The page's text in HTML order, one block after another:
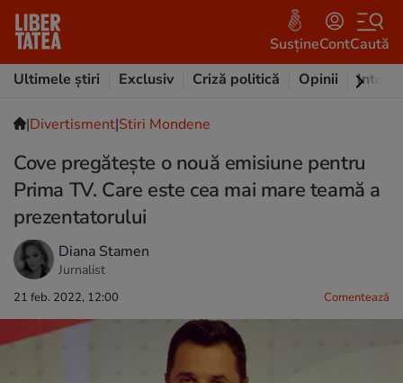
SusțineContCaută
Ultimele știri
Exclusiv Criză politică Opinii
|Divertisment|Stiri Mondene
Cove pregătește o nouă emisiune pentru
Prima TV. Care este cea mai mare teamă a
prezentatorului
Diana Stamen
Jurnalist
21 feb. 2022, 12:00 Comentează